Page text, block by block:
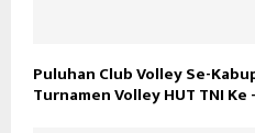
Puluhan Club Volley Se-
Turnamen Volley HUT TNI Ke